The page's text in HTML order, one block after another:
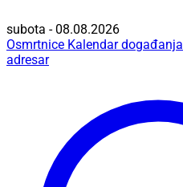
subota - 08.08.2026
Osmrtnice Kalendar događanja
adresar